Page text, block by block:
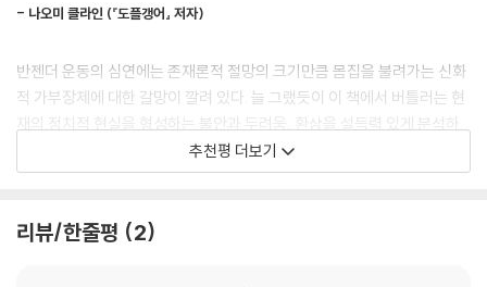
는 의미들이 부여된 어떤 개념들의 가능 조건에 대한 탐구다. 비판이라는
조적으로 분석할 수 있도록 사고를 개방하는 것이며, 이는 인종과 젠더라
는 두 범주가 결과적으로 어떻게 불가피하게 얽혀 있는지에 대한 분석도
포함한다.
--- 「3장 오늘날 미국에서 벌어지는 젠더 공격」 중에서
한 방식으로 반복될 수도 있고 반복되지 않을 수도 있는 사회적 역사다. 그
리고 어떤 사람이 출생시 지정된 성별과 현재 그가 동일시하는 성별이 일
헤친다. 주디스 버틀러가 1990년대에 개진한 젠더의 수행성 이론은 많은
의 감각을 선사했다. 그러나 그 이후의 젠더 논쟁에서 젠더가 성별 지칭에
불과하다는 단순화부터 ‘동성애’의 다른 이름이라는 의심까지 용어를 둘러
싼 각축이 벌어졌다. 더욱이 ‘젠더’가 이데올로기라고 주장하는 반젠더 운
동에 의해 젠더는 두려움과 증오를 불러일으키며 공공연한 공격 대상이 되
었다. 가히 ‘반젠더 이데올로기’가 범람하는 시대인 것이다.
버틀러가 이 책을 집필하게 된 직접적인 계기는 2017년 학회 참석차 방문
- 나오미 클라인 (『도플갱어』 저자)
반젠더 운동의 심연에는 존재론적 절망의 크기만큼 몸집을 불려가는 신화
적 가부장제에 대한 갈망이 깔려 있다. 늘 그랬듯이 이 책에서 버틀러는 현
재의 정치적 현실을 형성하는 불안과 두려움, 환상을 설득력 있게 분석하
고, 그것의 어두운 면과 해체 가능성을 동시에 보여준다.
정치적 우파의 무기가 된 반젠더 이데올로기에 맞선 연대의 필요성과 젠더
추천평 더보기
리뷰/한줄평 2